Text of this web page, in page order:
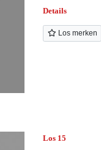
Details
Los merken
Los 15